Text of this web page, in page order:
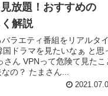
放題！おすすめの
解説
ラエティ番組をリアルタイ
ドラマを見たいなぁ と思
ん VPNって危険て見たこ
の？ たまさん...